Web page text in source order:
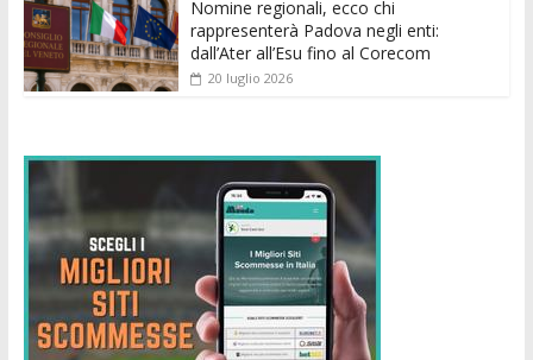
Nomine regionali, ecco chi
rappresenterà Padova negli enti:
dall’Ater all’Esu fino al Corecom
20 luglio 2026